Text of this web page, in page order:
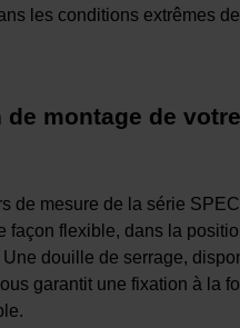
les conditions extrêmes de
de montage de votre
de mesure de la série
façon flexible, dans la
douille de serrage,
garantit une fixation à la